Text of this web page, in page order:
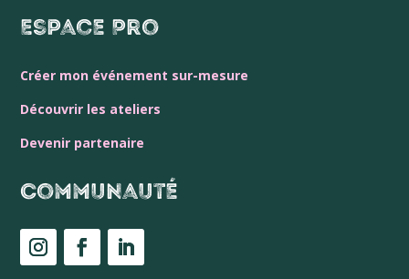
Espace Pro
Créer mon événement sur-mesure
Découvrir les ateliers
Devenir partenaire
Communauté